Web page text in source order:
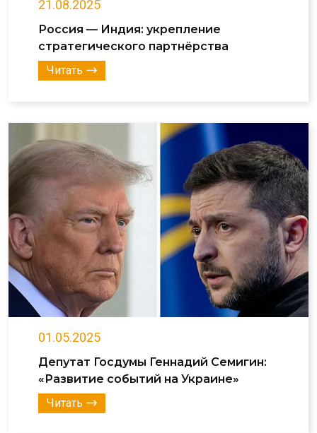
21.08.2025
Россия — Индия: укрепление
стратегического партнёрства
Читать
01.05.2025
Депутат Госдумы Геннадий Семигин:
«Развитие событий на Украине»
Читать